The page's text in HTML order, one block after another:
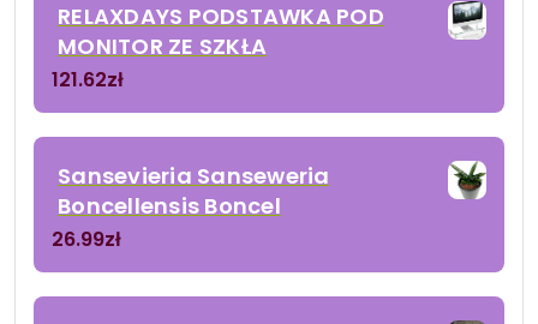
RELAXDAYS PODSTAWKA POD
MONITOR ZE SZKŁA
121.62zł
Sansevieria Sanseweria
Boncellensis Boncel
26.99zł